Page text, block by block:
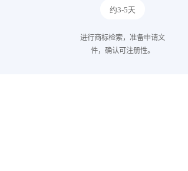
约3-5天
进行商标检索，准备申请文
件，确认可注册性。